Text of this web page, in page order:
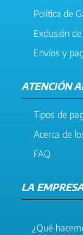
Política de
Exclusión
Envíos y
ATENCIÓN
Tipos de
Acerca de
FAQ
LA
¿Qué